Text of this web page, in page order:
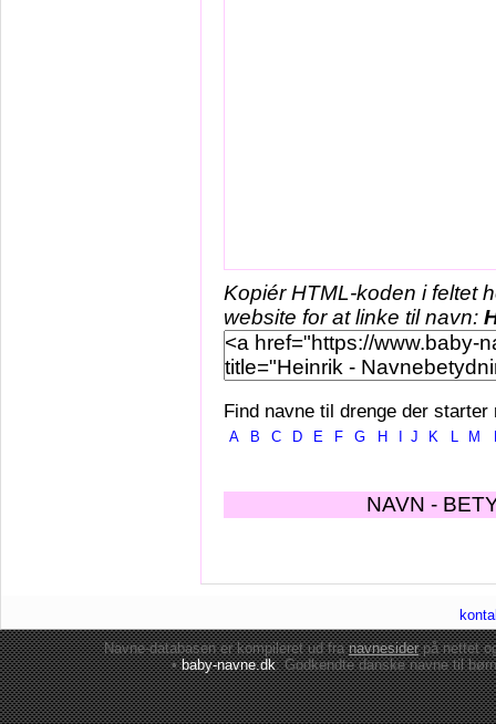
Kopiér HTML-koden i feltet
website for at linke til navn:
Find navne til drenge der starter
A B C D E F G H J K L M
NAVN -
Navne-databasen er kompileret ud franavnesiderpå nettet
•baby-navne.dk: Godkendte danskenavne til børn